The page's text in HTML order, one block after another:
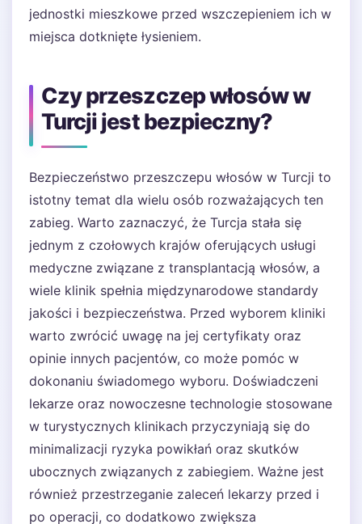
jednostki mieszkowe przed wszczepieniem ich w
miejsca dotknięte łysieniem.
Czy przeszczep włosów w
Turcji jest bezpieczny?
Bezpieczeństwo przeszczepu włosów w Turcji to
istotny temat dla wielu osób rozważających ten
zabieg. Warto zaznaczyć, że Turcja stała się
jednym z czołowych krajów oferujących usługi
medyczne związane z transplantacją włosów, a
wiele klinik spełnia międzynarodowe standardy
jakości i bezpieczeństwa. Przed wyborem kliniki
warto zwrócić uwagę na jej certyfikaty oraz
opinie innych pacjentów, co może pomóc w
dokonaniu świadomego wyboru. Doświadczeni
lekarze oraz nowoczesne technologie stosowane
w turystycznych klinikach przyczyniają się do
minimalizacji ryzyka powikłań oraz skutków
ubocznych związanych z zabiegiem. Ważne jest
również przestrzeganie zaleceń lekarzy przed i
po operacji, co dodatkowo zwiększa